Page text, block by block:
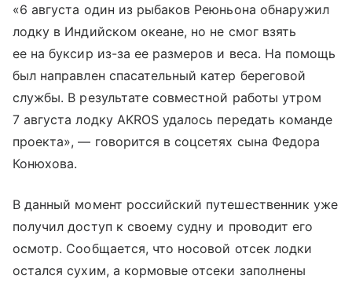
«6 августа один из рыбаков Реюньона обнаружил
лодку в Индийском океане, но не смог взять
ее на буксир из-за ее размеров и веса. На помощь
был направлен спасательный катер береговой
службы. В результате совместной работы утром
7 августа лодку AKROS удалось передать команде
проекта», — говорится в соцсетях сына Федора
Конюхова.
В данный момент российский путешественник уже
получил доступ к своему судну и проводит его
осмотр. Сообщается, что носовой отсек лодки
остался сухим, а кормовые отсеки заполнены